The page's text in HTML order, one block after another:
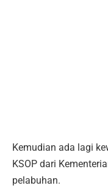
Kemudian ada lagi
KSOP dari
pelabuhan.